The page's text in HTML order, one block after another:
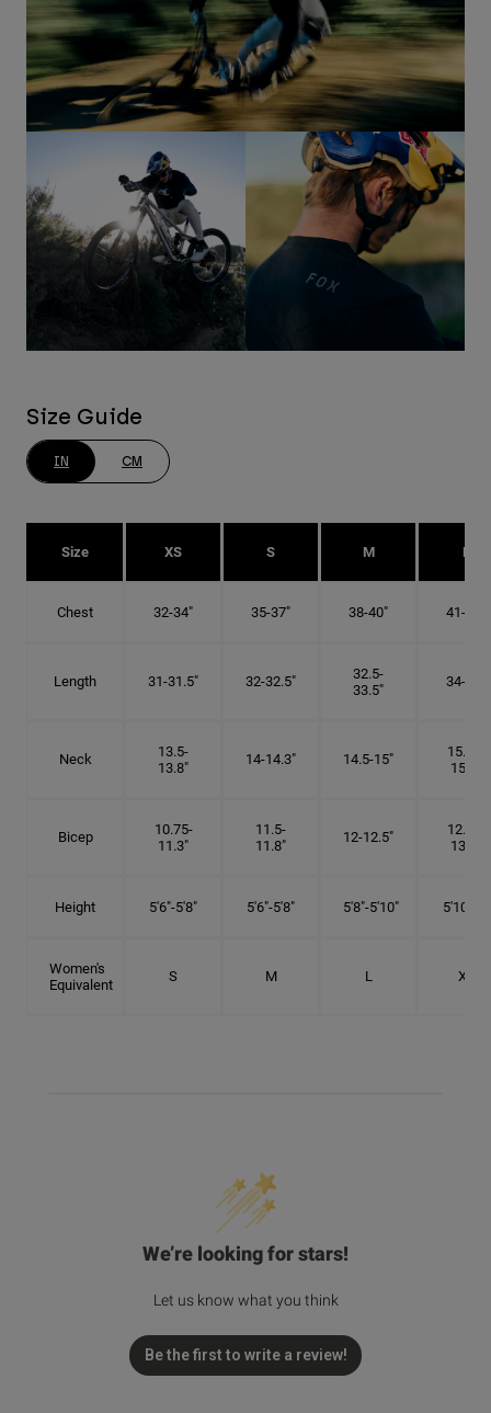
Size Guide
IN CM
Size XS S M L
Chest 32-34" 35-37" 38-40" 41-43"
Length 31-31.5" 32-32.5"
32.5-
33.5"
34-35"
Neck
13.5-
13.8"
14-14.3" 14.5-15"
15.25-
15.5"
Bicep
10.75-
11.3"
11.5-
11.8"
12-12.5"
12.75-
13.3"
Height 5'6"-5'8" 5'6"-5'8" 5'8"-5'10" 5'10"- 6'
Women's
Equivalent
S M L XL
We’re looking for stars!
Let us know what you think
Be the first to write a review!